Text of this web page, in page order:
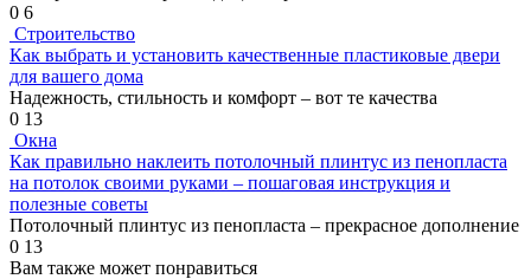
0 6
Строительство
Как выбрать и установить качественные пластиковые двери
для вашего дома
Надежность, стильность и комфорт – вот те качества
0 13
Окна
Как правильно наклеить потолочный плинтус из пенопласта
на потолок своими руками – пошаговая инструкция и
полезные советы
Потолочный плинтус из пенопласта – прекрасное дополнение
0 13
Вам также может понравиться